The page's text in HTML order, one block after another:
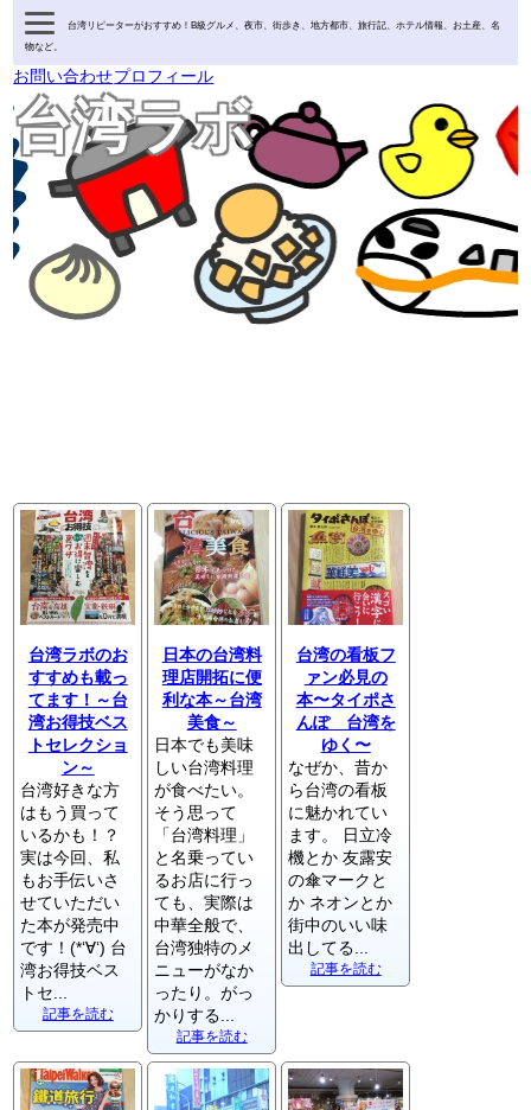
台湾リピーターがおすすめ！B級グルメ、夜市、街歩き、地方都市、旅行記、ホテル情報、お土産、名
物など。
お問い合わせプロフィール
台湾ラボ
台湾ラボのお
すすめも載っ
てます！～台
湾お得技ベス
トセレクショ
ン～
台湾好きな方
はもう買って
いるかも！？
実は今回、私
もお手伝いさ
せていただい
た本が発売中
です！(*‘∀‘) 台
湾お得技ベス
トセ...
記事を読む
日本の台湾料
理店開拓に便
利な本～台湾
美食～
日本でも美味
しい台湾料理
が食べたい。
そう思って
「台湾料理」
と名乗ってい
るお店に行っ
ても、実際は
中華全般で、
台湾独特のメ
ニューがなか
ったり。がっ
かりする...
記事を読む
台湾の看板フ
ァン必見の
本〜タイポさ
んぽ 台湾を
ゆく〜
なぜか、昔か
ら台湾の看板
に魅かれてい
ます。 日立冷
機とか 友露安
の傘マークと
か ネオンとか
街中のいい味
出してる...
記事を読む